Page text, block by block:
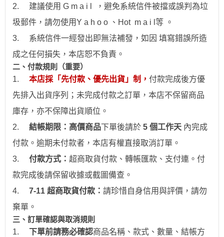
2.
建議使用 G m a i l ，避免系統信件被擋或誤判為垃
圾郵件，請勿使用Y a h o o 、Hot m a i l 等 。
3.
系統信件一經發出即無法補發，如因 填寫錯誤所造
成之任何損失，本店恕不負責。
二、付款規則（重要）
1.
本店採「先付款、優先出貨」制， 付款完成後方優
先排入出貨序列；未完成付款之訂單，本店不保留商品
庫存，亦不保障出貨順位。
2.
結帳期限： 高價商品下單後請於 5 個工作天 內完成
付款。逾期未付款者，本店有權直接取消訂單。
3.
付款方式： 超商取貨付款、 轉帳匯款、支付連。付
款完成後請保留收據或截圖備查。
4.
7-11 超商取貨付款： 請珍惜自身信用與評價，請勿
棄單。
三、訂單確認與取消規則
1.
下單前請務必確認商品名稱、款式、數量、結帳方